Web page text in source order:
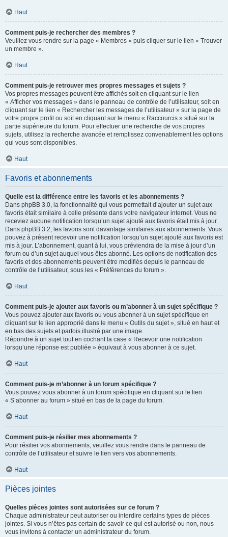
Haut
Comment puis-je rechercher des membres ?
Veuillez vous rendre sur la page « Membres » puis cliquer sur le lien « Trouver
un membre ».
Haut
Comment puis-je retrouver mes propres messages et sujets ?
Vos propres messages peuvent être affichés soit en cliquant sur le lien
« Afficher vos messages » dans le panneau de contrôle de l’utilisateur, soit en
cliquant sur le lien « Rechercher les messages de l’utilisateur » sur la page de
votre propre profil ou soit en cliquant sur le menu « Raccourcis » situé sur la
partie supérieure du forum. Pour effectuer une recherche de vos propres
sujets, utilisez la recherche avancée et remplissez convenablement les options
qui vous sont disponibles.
Haut
Favoris et abonnements
Quelle est la différence entre les favoris et les abonnements ?
Dans phpBB 3.0, la fonctionnalité qui vous permettait d’ajouter un sujet aux
favoris était similaire à celle présente dans votre navigateur internet. Vous ne
receviez aucune notification lorsqu’un sujet ajouté aux favoris était mis à jour.
Dans phpBB 3.2, les favoris sont davantage similaires aux abonnements. Vous
pouvez à présent recevoir une notification lorsqu’un sujet ajouté aux favoris est
mis à jour. L’abonnement, quant à lui, vous préviendra de la mise à jour d’un
forum ou d’un sujet auquel vous êtes abonné. Les options de notification des
favoris et des abonnements peuvent être modifiés depuis le panneau de
contrôle de l’utilisateur, sous les « Préférences du forum ».
Haut
Comment puis-je ajouter aux favoris ou m’abonner à un sujet spécifique ?
Vous pouvez ajouter aux favoris ou vous abonner à un sujet spécifique en
cliquant sur le lien approprié dans le menu « Outils du sujet », situé en haut et
en bas des sujets et parfois illustré par une image.
Répondre à un sujet tout en cochant la case « Recevoir une notification
lorsqu’une réponse est publiée » équivaut à vous abonner à ce sujet.
Haut
Comment puis-je m’abonner à un forum spécifique ?
Vous pouvez vous abonner à un forum spécifique en cliquant sur le lien
« S’abonner au forum » situé en bas de la page du forum.
Haut
Comment puis-je résilier mes abonnements ?
Pour résilier vos abonnements, veuillez vous rendre dans le panneau de
contrôle de l’utilisateur et suivre le lien vers vos abonnements.
Haut
Pièces jointes
Quelles pièces jointes sont autorisées sur ce forum ?
Chaque administrateur peut autoriser ou interdire certains types de pièces
jointes. Si vous n’êtes pas certain de savoir ce qui est autorisé ou non, nous
vous invitons à contacter un administrateur du forum.